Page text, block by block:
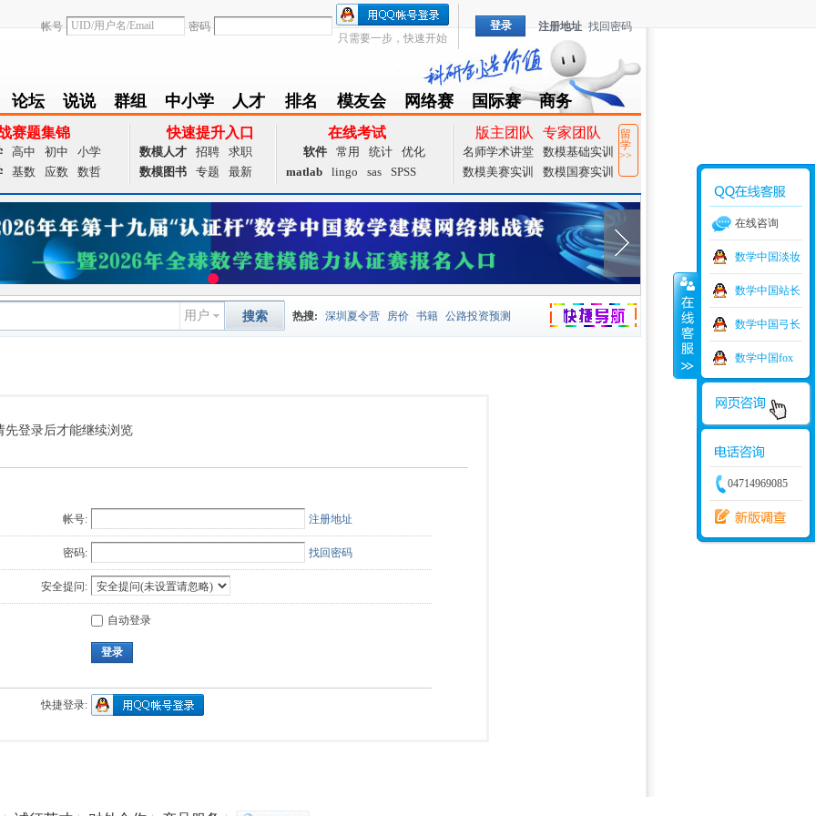
帐号
密码
只需要一步，快速开始
登录 注册地址 找回密码
论坛
BBS
说说
Follow
群组
group
中小学
zxx
人才
achieve
排名
Ranklist
模友会
Club
网络赛
TZMCM
国际赛
CAMCM
商务
Special
赛题集锦
高中 初中
小学
基数 应数 数哲
快速提升入口
数模人才 招聘
求职
数模图书
专题 最新
在线考试
软件 常用 统计
优化
matlab
lingo sas SPSS
版主团队 专家团队
名师学术讲堂
数模基础实训
数模美赛实训
数模国赛实训
留
学
>>
捷导航
用户 搜索 热搜: 深圳夏令营 房价 书籍 公路投资预测
先登录后才能继续浏览
帐号: 注册地址
密码: 找回密码
安全提问:
自动登录
登录
快捷登录:
在线咨询
数学中国淡妆
数学中国站长
数学中国弓长
数学中国fox
04714969085